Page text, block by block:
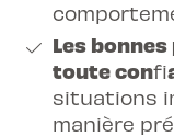
Les
toute confi
situations
manière